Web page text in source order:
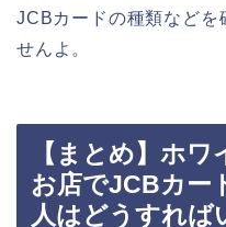
JCBカードの種類などを
せんよ。
【まとめ】ホ
お店でJCBカー
人はどうすれば